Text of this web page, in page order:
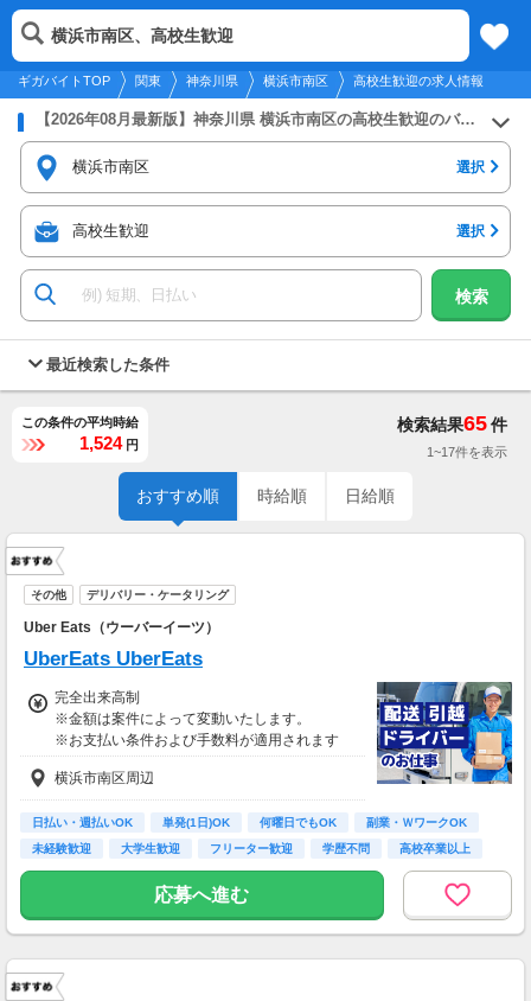
2026年8月8日更新
関東
メニュー
ギガバイトTOP 関東 神奈川県 横浜市南区 高校生歓迎の求人情報
横浜市南区、高校生歓迎
【2026年08月最新版】神奈川県 横浜市南区の高校生歓迎のバイト・アルバイト・パートの求人募集情報
横浜市南区 選択
高校生歓迎 選択
検索
最近検索した条件
この条件の平均時給
1,524 円
検索結果65件
1~17件を表示
おすすめ順 時給順 日給順
その他 デリバリー・ケータリング
Uber Eats（ウーバーイーツ）
UberEats UberEats
完全出来高制
※金額は案件によって変動いたします。
※お支払い条件および手数料が適用されます
横浜市南区周辺
日払い・週払いOK 単発(1日)OK 何曜日でもOK
副業・ＷワークOK
未経験歓迎
大学生歓迎 フリーター歓迎 学歴不問 高校卒業以上
応募へ進む